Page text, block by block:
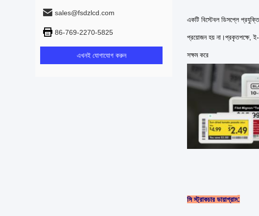
sales@fsdzlcd.com
86-769-2270-5825
এখনই যোগাযোগ করুন
একটি বিস্টেবল ডিসপ্লে
প্রয়োজন হয় না।প্রকৃতপক্ষে,
সক্ষম করে
সি স্ট্রাকচার ডায়াগ্রাম: